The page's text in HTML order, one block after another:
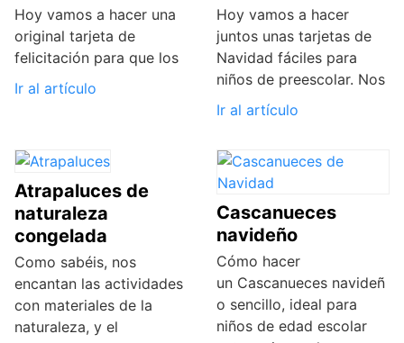
Hoy vamos a hacer una
original tarjeta de
felicitación para que los
Ir al artículo
Hoy vamos a hacer
juntos unas tarjetas de
Navidad fáciles para
niños de preescolar. Nos
Ir al artículo
Atrapaluces de
naturaleza
congelada
Como sabéis, nos
encantan las actividades
con materiales de la
naturaleza, y el
Cascanueces
navideño
Cómo hacer
un Cascanueces navideñ
o sencillo, ideal para
niños de edad escolar